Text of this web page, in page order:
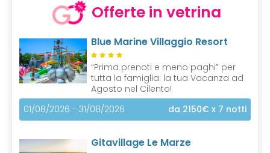
Offerte in vetrina
Blue Marine Villaggio Resort
“Prima prenoti e meno paghi” per
tutta la famiglia: la tua Vacanza ad
Agosto nel Cilento!
01/08/2026 - 31/08/2026
da 2150€ x 7 notti
Gitavillage Le Marze